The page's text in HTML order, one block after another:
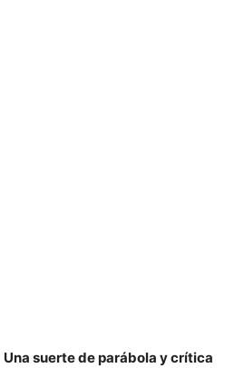
Una suerte de parábola y crítica